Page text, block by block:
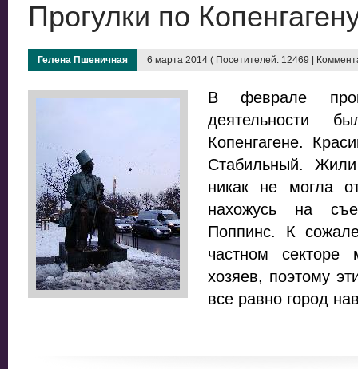
Прогулки по
Гелена Пшеничная 6 марта 2014 ( Посетителей: 12469 |
В феврале
Копенгагене.
Стабильный.
никак не могла
нахожусь на
Поппинс. К
частном
хозяев, поэтому
все равно город